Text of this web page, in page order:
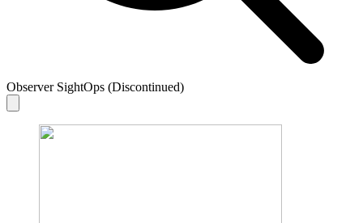
Observer SightOps (Discontinued)